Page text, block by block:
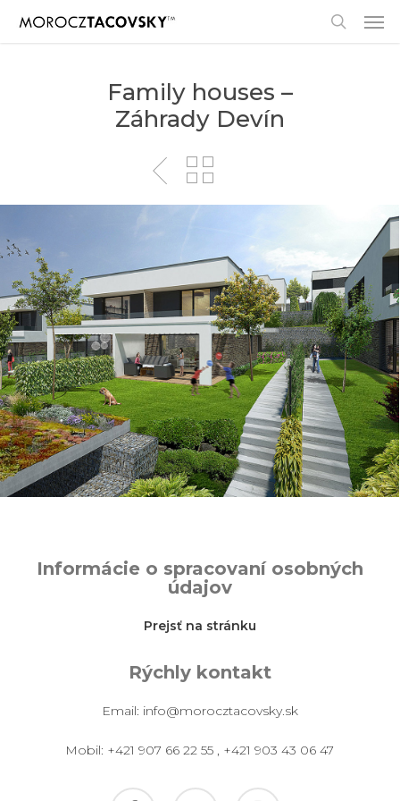
Family houses –
Záhrady Devín
Informácie o spracovaní osobných
údajov
Prejsť na stránku
Rýchly kontakt
Email: info@morocztacovsky.sk
Mobil: +421 907 66 22 55 , +421 903 43 06 47
facebook pinterest instagram